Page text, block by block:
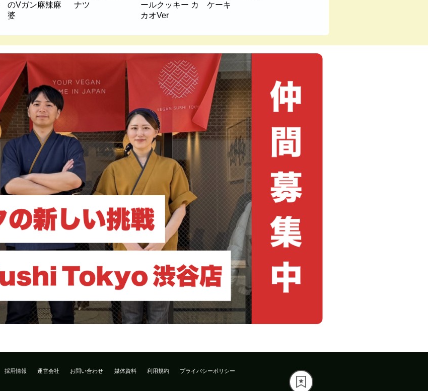
のVガン麻辣麻
婆
ナツ
ールクッキー カ
カオVer
ケーキ
採用情報 運営会社 お問い合わせ 媒体資料 利用規約 プライバシーポリシー